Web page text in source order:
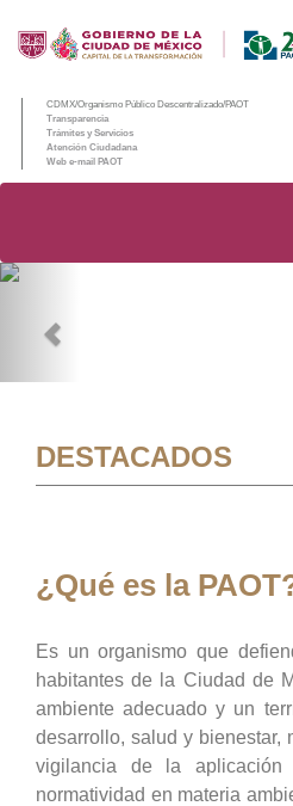
CDMX/Organismo Público Descentralizado/PAOT
Transparencia
Trámites y Servicios
Atención Ciudadana
Web e-mail PAOT
DESTACADOS
¿Qué es la
Es un organismo que
habitantes de la Ciudad de
ambiente adecuado y un
desarrollo, salud y bienestar,
vigilancia de la
normatividad en materia